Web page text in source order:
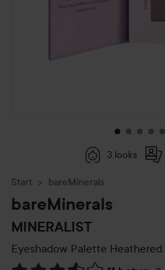
3 looks
Start bareMinerals
bareMinerals
MINERALIST
Eyeshadow Palette Heathered